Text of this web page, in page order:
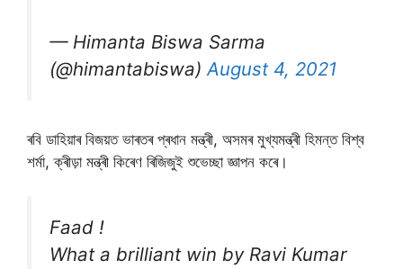
— Himanta Biswa Sarma
(@himantabiswa)August 4, 2021
ৰবি ডাহিয়াৰ বিজয়ত ভাৰতৰ প্ৰধান মন্ত্ৰী, অসমৰ মুখ্যমন্ত্ৰী হিমন্ত বিশ্ব
শৰ্মা, ক্ৰীড়া মন্ত্ৰী কিৰেণ ৰিজিজুই শুভেচ্ছা জ্ঞাপন কৰে।
Faad !
What a brilliant win by Ravi Kumar